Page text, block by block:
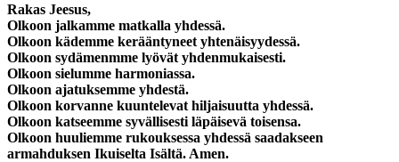
Rakas Jeesus,
Olkoon jalkamme matkalla yhdessä.
Olkoon kädemme kerääntyneet yhtenäisyydessä.
Olkoon sydämenmme lyövät yhdenmukaisesti.
Olkoon sielumme harmoniassa.
Olkoon ajatuksemme yhdestä.
Olkoon korvanne kuuntelevat hiljaisuutta yhdessä.
Olkoon katseemme syvällisesti läpäisevä toisensa.
Olkoon huuliemme rukouksessa yhdessä saadakseen
armahduksen Ikuiselta Isältä. Amen.